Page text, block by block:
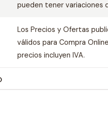
pueden tener variaciones
Los Precios y Ofertas
válidos para Compra
precios incluyen IVA.